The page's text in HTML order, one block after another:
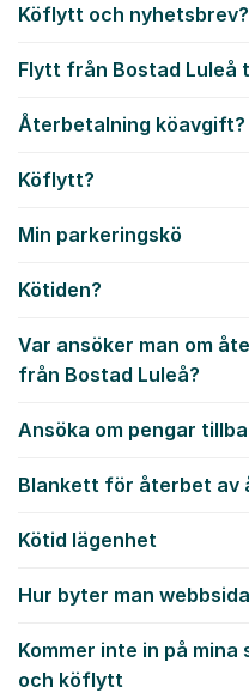
Köflytt och nyhetsbrev?
Flytt från Bostad Luleå
Återbetalning köavgift?
Köflytt?
Min parkeringskö
Kötiden?
Var ansöker man om
från Bostad Luleå?
Ansöka om pengar
Blankett för återbet av
Kötid lägenhet
Hur byter man
Kommer inte in på
och köflytt